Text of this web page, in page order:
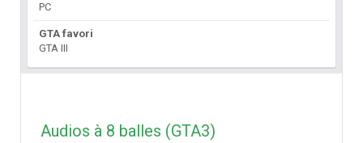
PC
GTA favori
GTA III
Audios à 8 balles (GTA3)